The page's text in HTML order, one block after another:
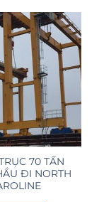
70 TẤN
ĐI NORTH